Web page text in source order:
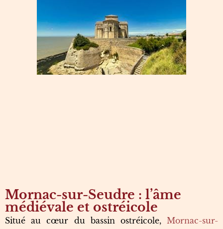
Mornac-sur-Seudre : l’âme
médiévale et ostréicole
Situé au cœur du bassin ostréicole, Mornac-sur-